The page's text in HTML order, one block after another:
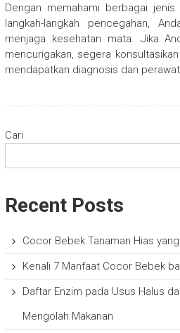
Dengan memahami berbagai
langkah-langkah pencegahan,
menjaga kesehatan mata. Jika
mencurigakan, segera
mendapatkan diagnosis dan
Cari
Recent Posts
Cocor Bebek Tanaman Hias
Kenali 7 Manfaat Cocor Bebek
Daftar Enzim pada Usus Halus
Mengolah Makanan